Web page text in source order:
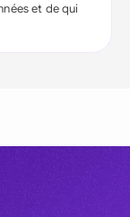
et de qui